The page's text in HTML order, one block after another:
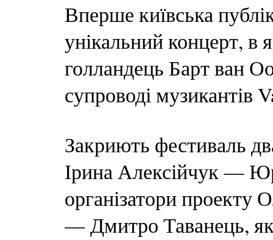
Вперше київська
унікальний концерт, в
голландець Барт ван
супроводі музикантів
Закриють фестиваль
Ірина Алексійчук —
організатори проекту
— Дмитро Таванець,